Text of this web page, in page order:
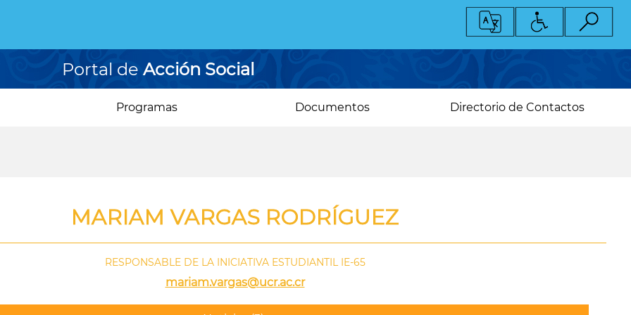
Portal de Acción Social
Programas Documentos Directorio de Contactos
MARIAM VARGAS RODRÍGUEZ
RESPONSABLE DE LA INICIATIVA ESTUDIANTIL IE-65
mariam.vargas@ucr.ac.cr